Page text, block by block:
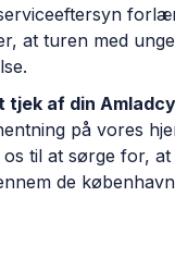
at turen med
tjek af din
på vores
til at sørge for,
de